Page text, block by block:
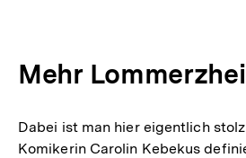
Mehr
Dabei ist man hier eigentlich
Komikerin Carolin Kebekus